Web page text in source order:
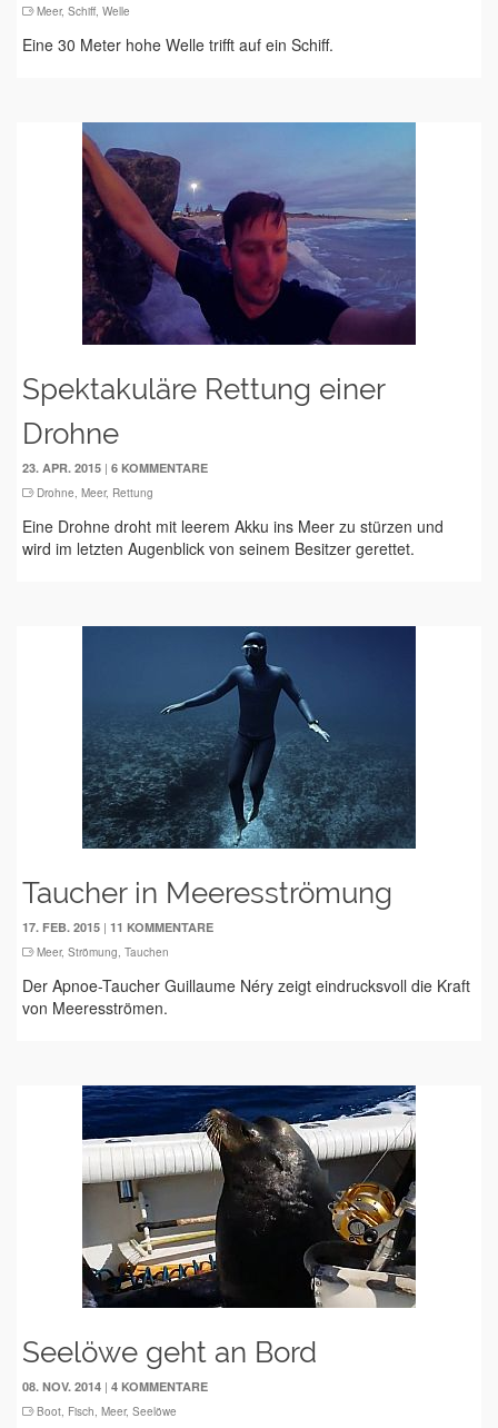
Meer, Schiff, Welle
Eine 30 Meter hohe Welle trifft auf ein Schiff.
Spektakuläre Rettung einer
Drohne
23. APR. 2015 | 6 KOMMENTARE
Drohne, Meer, Rettung
Eine Drohne droht mit leerem Akku ins Meer zu stürzen und
wird im letzten Augenblick von seinem Besitzer gerettet.
Taucher in Meeresströmung
17. FEB. 2015 | 11 KOMMENTARE
Meer, Strömung, Tauchen
Der Apnoe-Taucher Guillaume Néry zeigt eindrucksvoll die Kraft
von Meeresströmen.
Seelöwe geht an Bord
08. NOV. 2014 | 4 KOMMENTARE
Boot, Fisch, Meer, Seelöwe